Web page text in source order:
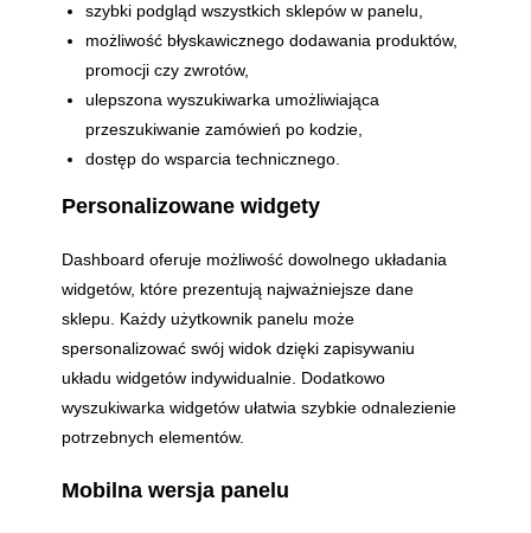
szybki podgląd wszystkich sklepów w panelu,
możliwość błyskawicznego dodawania produktów,
promocji czy zwrotów,
ulepszona wyszukiwarka umożliwiająca
przeszukiwanie zamówień po kodzie,
dostęp do wsparcia technicznego.
Personalizowane widgety
Dashboard oferuje możliwość dowolnego układania
widgetów, które prezentują najważniejsze dane
sklepu. Każdy użytkownik panelu może
spersonalizować swój widok dzięki zapisywaniu
układu widgetów indywidualnie. Dodatkowo
wyszukiwarka widgetów ułatwia szybkie odnalezienie
potrzebnych elementów.
Mobilna wersja panelu